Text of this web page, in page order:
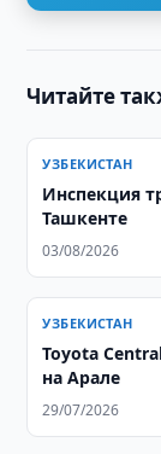
Читайте
УЗБЕКИСТАН
Инспекция
Ташкенте
03/08/2026
УЗБЕКИСТАН
Toyota
на Арале
29/07/2026